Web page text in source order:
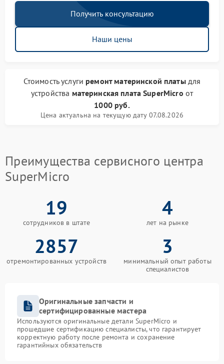
Получить консультацию
Наши цены
Стоимость услуги ремонт материнской платыдля
устройства материнская плата SuperMicro от
1000 руб.
Цена актуальна на текущую дату 07.08.2026
Преимущества сервисного центра
SuperMicro
19
сотрудников в штате
4
лет на рынке
2857
отремонтированных устройств
3
минимальный опыт работы
специалистов
Оригинальные запчасти и
сертифицированные мастера
Используются оригинальные детали SuperMicro и
прошедшие сертификацию специалисты, что гарантирует
корректную работу после ремонта и сохранение
гарантийных обязательств